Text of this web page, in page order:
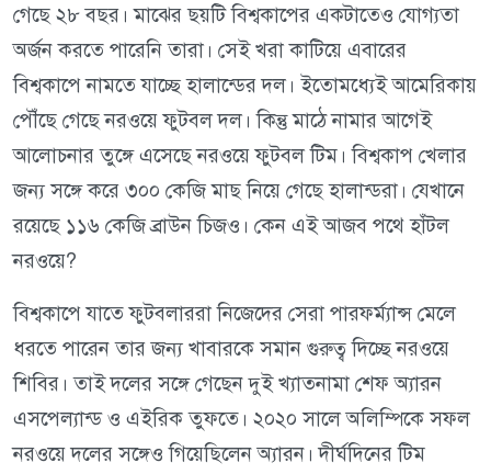
গেছে ২৮ বছর। মাঝের ছয়টি বিশ্বকাপের একটাতেও যোগ্যতা
অর্জন করতে পারেনি তারা। সেই খরা কাটিয়ে এবারের
বিশ্বকাপে নামতে যাচ্ছে হালান্ডের দল। ইতোমধ্যেই আমেরিকায়
পৌঁছে গেছে নরওয়ে ফুটবল দল। কিন্তু মাঠে নামার আগেই
আলোচনার তুঙ্গে এসেছে নরওয়ে ফুটবল টিম। বিশ্বকাপ খেলার
জন্য সঙ্গে করে ৩০০ কেজি মাছ নিয়ে গেছে হালান্ডরা। যেখানে
রয়েছে ১১৬ কেজি ব্রাউন চিজও। কেন এই আজব পথে হাঁটল
নরওয়ে?
বিশ্বকাপে যাতে ফুটবলাররা নিজেদের সেরা পারফর্ম্যান্স মেলে
ধরতে পারেন তার জন্য খাবারকে সমান গুরুত্ব দিচ্ছে নরওয়ে
শিবির। তাই দলের সঙ্গে গেছেন দুই খ্যাতনামা শেফ অ্যারন
এসপেল্যান্ড ও এইরিক তুফতে। ২০২০ সালে অলিম্পিকে সফল
নরওয়ে দলের সঙ্গেও গিয়েছিলেন অ্যারন। দীর্ঘদিনের টিম